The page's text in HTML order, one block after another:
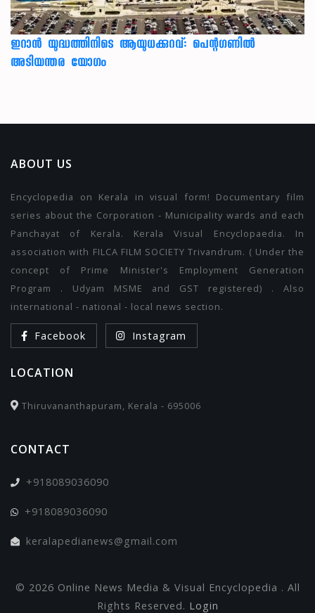
ഇറാന്‍ യുദ്ധത്തിനിടെ ആയുധക്കുറവ്: പെന്റഗണില്‍
അടിയന്തര യോഗം
ABOUT US
Encyclopedia on Kerala in visual form! Documentary film
series about the Corporation - Municipality wards and each
Panchayat of Kerala. Kerala Visual Encyclopaedia. In
association with FILCA FILM SOCIETY Trivandrum. ( Under the
concept of Prime Minister's Employment Generation
Program . Udyam MSME and GST registered) . Also
international - national - local news section.
Facebook Instagram
LOCATION
Thiruvananthapuram, Kerala - 695006
CONTACT
+918089036090
+918089036090
keralapedianews@gmail.com
© 2026 Online News Media & Visual Encyclopedia . All
Rights Reserved. Login